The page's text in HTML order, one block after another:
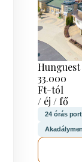
33.000
Ft-tól
/ éj / fő
24 órás